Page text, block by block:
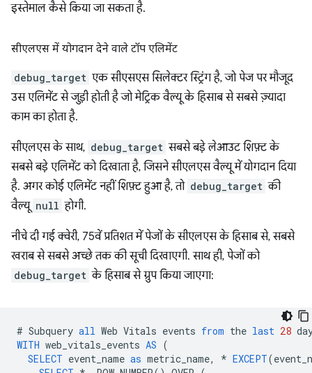
इस्तेमाल कैसे किया जा सकता है.
सीएलएस में योगदान देने वाले टॉप एलिमेंट
debug_target एक सीएसएस सिलेक्टर स्ट्रिंग है, जो पेज पर मौजूद
उस एलिमेंट से जुड़ी होती है जो मेट्रिक वैल्यू के हिसाब से सबसे ज़्यादा
काम का होता है.
सीएलएस के साथ, debug_target सबसे बड़े लेआउट शिफ़्ट के
सबसे बड़े एलिमेंट को दिखाता है, जिसने सीएलएस वैल्यू में योगदान दिया
है. अगर कोई एलिमेंट नहीं शिफ़्ट हुआ है, तो debug_target की
वैल्यू null होगी.
नीचे दी गई क्वेरी, 75वें प्रतिशत में पेजों के सीएलएस के हिसाब से, सबसे
खराब से सबसे अच्छे तक की सूची दिखाएगी. साथ ही, पेजों को
debug_target के हिसाब से ग्रुप किया जाएगा:
# Subquery all Web Vitals events from the last 28
WITH web_vitals_events AS (
SELECT event_name as metric_name, * EXCEPT(